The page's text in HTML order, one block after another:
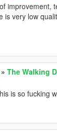
improvement,
is very low
» The Walking
is so fucking